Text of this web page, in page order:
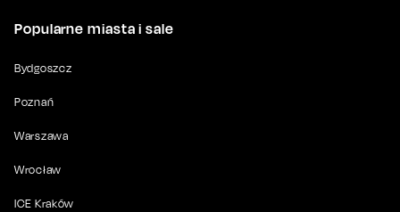
Popularne miasta i sale
Bydgoszcz
Poznań
Warszawa
Wrocław
ICE Kraków